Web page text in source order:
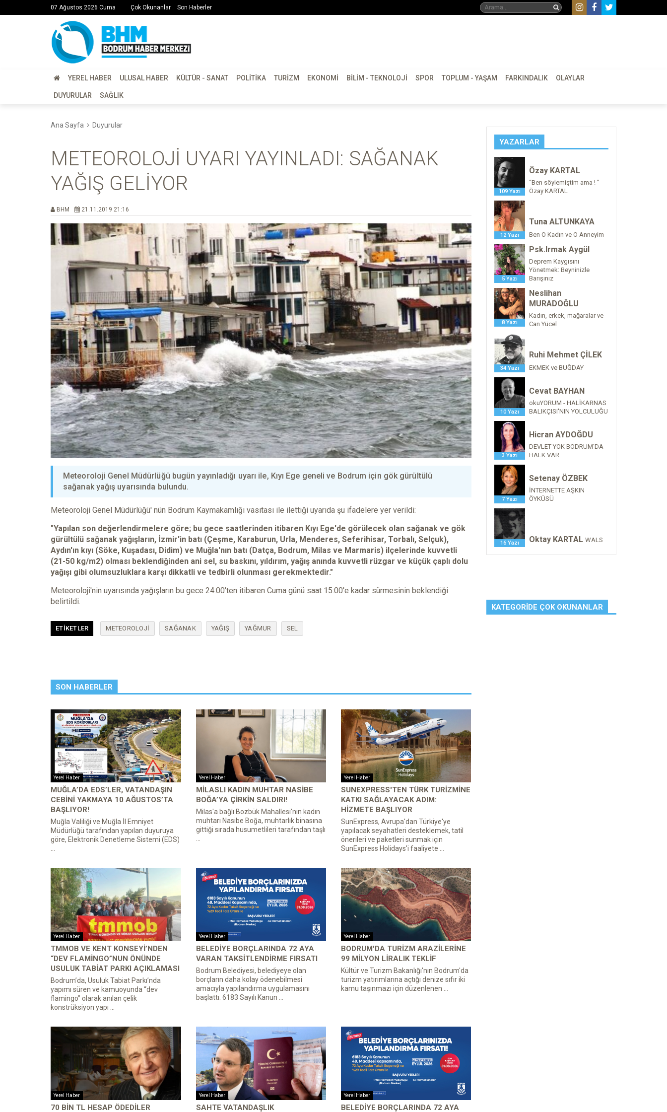
07 Ağustos 2026 Cuma Çok Okunanlar Son Haberler
YEREL HABER ULUSAL HABER KÜLTÜR - SANAT POLITIKA TURIZM EKONOMI BILIM - TEKNOLOJI SPOR TOPLUM - YAŞAM FARKINDALIK OLAYLAR
DUYURULAR SAĞLIK
Ana Sayfa Duyurular
METEOROLOJİ UYARI YAYINLADI: SAĞANAK
YAĞIŞ GELİYOR
BHM 21.11.2019 21:16
Meteoroloji Genel Müdürlüğü bugün yayınladığı uyarı ile, Kıyı Ege geneli ve Bodrum için gök gürültülü
sağanak yağış uyarısında bulundu.
Meteoroloji Genel Müdürlüğü' nün Bodrum Kaymakamlığı vasıtası ile ilettiği uyarıda şu ifadelere yer verildi:
"Yapılan son değerlendirmelere göre; bu gece saatlerinden itibaren Kıyı Ege'de görülecek olan sağanak ve gök
gürültülü sağanak yağışların, İzmir'in batı (Çeşme, Karaburun, Urla, Menderes, Seferihisar, Torbalı, Selçuk),
Aydın'ın kıyı (Söke, Kuşadası, Didim) ve Muğla'nın batı (Datça, Bodrum, Milas ve Marmaris) ilçelerinde kuvvetli
(21-50 kg/m2) olması beklendiğinden ani sel, su baskını, yıldırım, yağış anında kuvvetli rüzgar ve küçük çaplı dolu
yağışı gibi olumsuzluklara karşı dikkatli ve tedbirli olunması gerekmektedir."
Meteoroloji'nin uyarısında yağışların bu gece 24:00'ten itibaren Cuma günü saat 15:00'e kadar sürmesinin beklendiği
belirtildi.
ETIKETLER METEOROLOJI SAĞANAK YAĞIŞ YAĞMUR SEL
SON HABERLER
Yerel Haber
MUĞLA’DA EDS’LER, VATANDAŞIN
CEBINI YAKMAYA 10 AĞUSTOS’TA
BAŞLIYOR!
Muğla Valiliği ve Muğla İl Emniyet
Müdürlüğü tarafından yapılan duyuruya
göre, Elektronik Denetleme Sistemi (EDS)
...
Yerel Haber
MILASLI KADIN MUHTAR NASIBE
BOĞA’YA ÇIRKIN SALDIRI!
Milas'a bağlı Bozbük Mahallesi'nin kadın
muhtarı Nasibe Boğa, muhtarlık binasına
gittiği sırada husumetlileri tarafından taşlı
...
Yerel Haber
SUNEXPRESS'TEN TÜRK TURIZMINE
KATKI SAĞLAYACAK ADIM:
HIZMETE BAŞLIYOR
SunExpress, Avrupa'dan Türkiye'ye
yapılacak seyahatleri desteklemek, tatil
önerileri ve paketleri sunmak için
SunExpress Holidays'i faaliyete ...
Yerel Haber
TMMOB VE KENT KONSEYI’NDEN
“DEV FLAMINGO”NUN ÖNÜNDE
USULUK TABIAT PARKI AÇIKLAMASI
Bodrum’da, Usuluk Tabiat Parkı’nda
yapımı süren ve kamuoyunda “dev
flamingo” olarak anılan çelik
konstrüksiyon yapı ...
Yerel Haber
BELEDIYE BORÇLARINDA 72 AYA
VARAN TAKSITLENDIRME FIRSATI
Bodrum Belediyesi, belediyeye olan
borçların daha kolay ödenebilmesi
amacıyla yapılandırma uygulamasını
başlattı. 6183 Sayılı Kanun ...
Yerel Haber
BODRUM'DA TURIZM ARAZILERINE
99 MILYON LIRALIK TEKLIF
Kültür ve Turizm Bakanlığı'nın Bodrum'da
turizm yatırımlarına açtığı denize sıfır iki
kamu taşınmazı için düzenlenen ...
Yerel Haber
70 BIN TL HESAP ÖDEDILER
Yerel Haber
SAHTE VATANDAŞLIK
Yerel Haber
BELEDIYE BORÇLARINDA 72 AYA
YAZARLAR
109 Yazı
Özay KARTAL
“Ben söylemiştim ama ! ”
Özay KARTAL
12 Yazı
Tuna ALTUNKAYA
Ben O Kadın ve O Anneyim
5 Yazı
Psk.Irmak Aygül
Deprem Kaygısını
Yönetmek: Beyninizle
Barışınız
8 Yazı
Neslihan
MURADOĞLU
Kadın, erkek, mağaralar ve
Can Yücel
34 Yazı
Ruhi Mehmet ÇİLEK
EKMEK ve BUĞDAY
10 Yazı
Cevat BAYHAN
okuYORUM - HALİKARNAS
BALIKÇISI'NIN YOLCULUĞU
3 Yazı
Hicran AYDOĞDU
DEVLET YOK BODRUM'DA
HALK VAR
7 Yazı
Setenay ÖZBEK
İNTERNETTE AŞKIN
ÖYKÜSÜ
16 Yazı Oktay KARTAL WALS
KATEGORIDE ÇOK OKUNANLAR